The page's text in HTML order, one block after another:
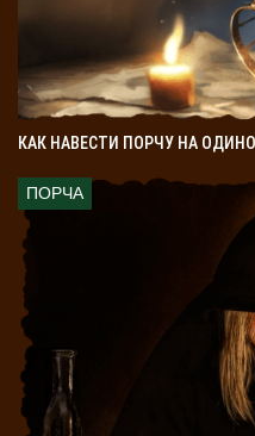
КАК НАВЕСТИ ПОРЧУ НА
ПОРЧА